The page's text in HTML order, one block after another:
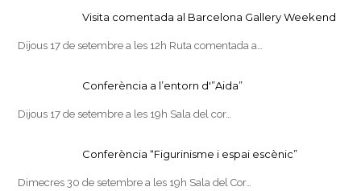
Visita comentada al Barcelona Gallery Weekend
Dijous 17 de setembre a les 12h Ruta comentada a…
Conferència a l’entorn d'”Aida”
Dijous 17 de setembre a les 19h Sala del cor…
Conferència “Figurinisme i espai escènic”
Dimecres 30 de setembre a les 19h Sala del Cor…